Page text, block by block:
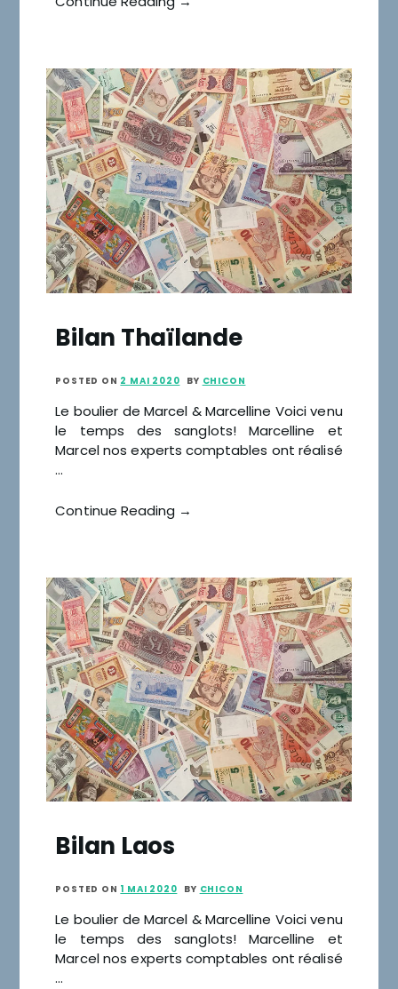
Bilan Thaïlande
POSTED ON 2 MAI 2020 BY CHICON
Le boulier de Marcel & Marcelline Voici venu
le temps des sanglots! Marcelline et
Marcel nos experts comptables ont réalisé
…
Continue Reading →
Bilan Laos
POSTED ON 1 MAI 2020 BY CHICON
Le boulier de Marcel & Marcelline Voici venu
le temps des sanglots! Marcelline et
Marcel nos experts comptables ont réalisé
…